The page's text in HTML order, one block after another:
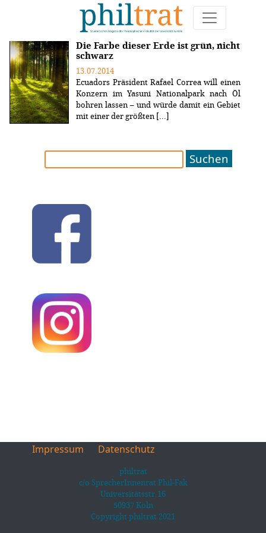
Weitere Artikel zum Thema "Ecuador"
Die Farbe dieser Erde ist grün, nicht
schwarz
13.07.2014
Ecuadors Präsident Rafael Correa will einen
Konzern im Yasuni Nationalpark nach Öl
bohren lassen – und würde damit ein Gebiet
mit einer der größten [...]
Suchen
Impressum Datenschutz
philtrat
c/o SprecherInnenrat Phil-Fak
Universitätsstr.16
50937 Köln
Copyright philtrat 2021